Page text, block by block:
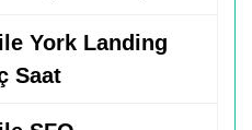
York Landing
Saat